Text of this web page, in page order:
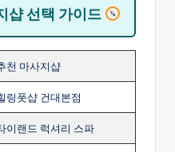
샵 선택 가이드
천 마사지샵
링풋샵 건대본점
이랜드 럭셔리 스파